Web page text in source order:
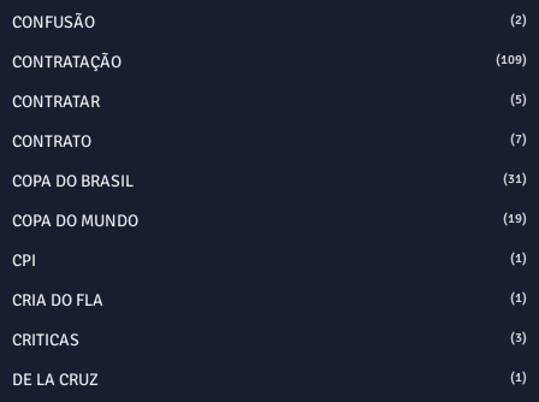
CONFUSÃO (2)
CONTRATAÇÃO (109)
CONTRATAR (5)
CONTRATO (7)
COPA DO BRASIL (31)
COPA DO MUNDO (19)
CPI (1)
CRIA DO FLA (1)
CRITICAS (3)
DE LA CRUZ (1)